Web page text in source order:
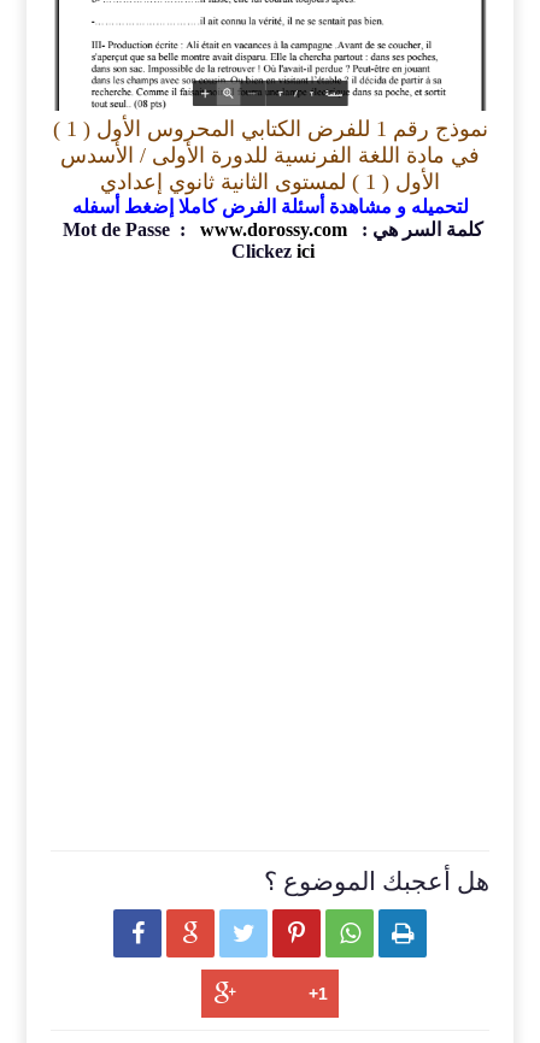
نموذج رقم 1 للفرض الكتابي المحروس الأول ( 1 )
في مادة اللغة الفرنسية للدورة الأولى / الأسدس
الأول ( 1 ) لمستوى الثانية ثانوي إعدادي
لتحميله و مشاهدة أسئلة الفرض كاملا إضغط أسفله
كلمة السر هي : Mot de Passe :www.dorossy.com
Clickez ici
هل أعجبك الموضوع ؟
     